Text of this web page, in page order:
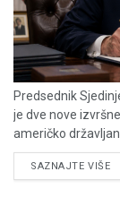
Predsednik
je dve nove
američko
SAZNAJTE VIŠE